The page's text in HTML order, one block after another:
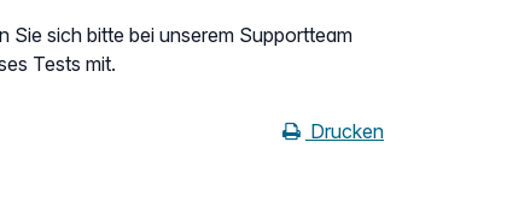
Sie sich bitte bei unserem Supportteam
Tests mit.
Drucken